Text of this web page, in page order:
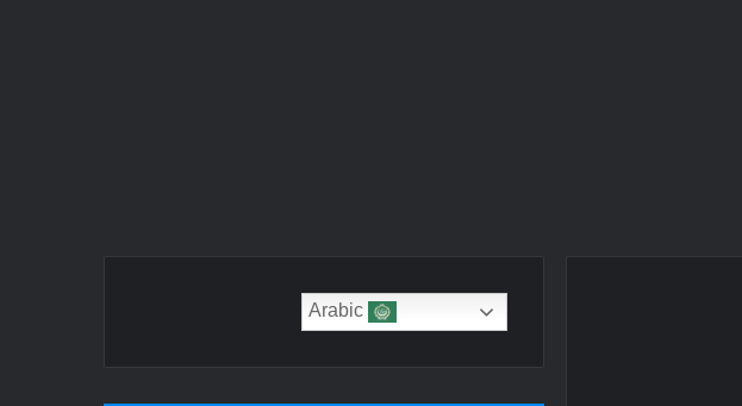
Arabic